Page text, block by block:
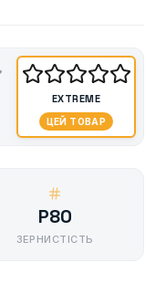
EXTREME
ЦЕЙ ТОВАР
P80
ЗЕРНИСТІСТЬ